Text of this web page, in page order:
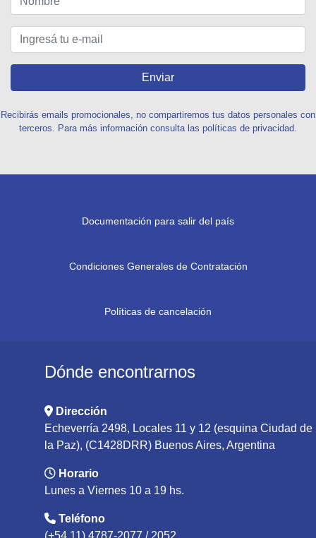
Enviar
Recibirás emails promocionales, no compartiremos tus datos personales con
terceros. Para más información consulta las políticas de privacidad.
Documentación para salir del país
Condiciones Generales de Contratación
Políticas de cancelación
Dónde encontrarnos
Dirección
Echeverría 2498, Locales 11 y 12 (esquina Ciudad de
la Paz), (C1428DRR) Buenos Aires, Argentina
Horario
Lunes a Viernes 10 a 19 hs.
Teléfono
(+54 11) 4787-2077 / 2052